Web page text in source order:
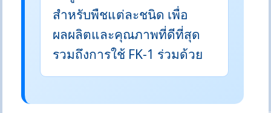
สำหรับพืชแต่ละชนิด เพื่อ
ผลผลิตและคุณภาพที่ดีที่สุด
รวมถึงการใช้ FK-1 ร่วมด้วย